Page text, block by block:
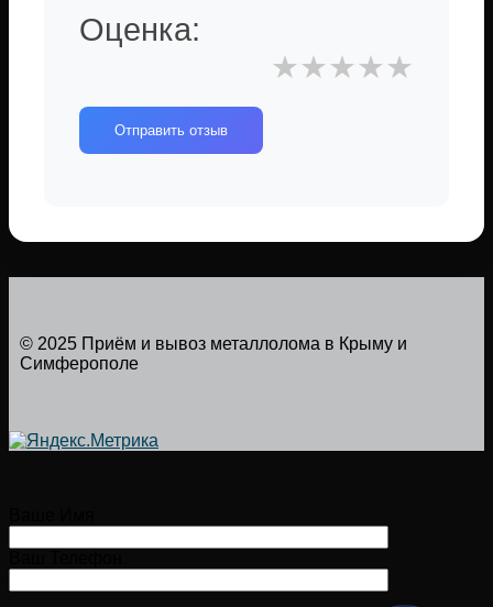
Оценка:
★
★
★
★
★
Отправить отзыв
© 2025 Приём и вывоз металлолома в Крыму и
Симферополе